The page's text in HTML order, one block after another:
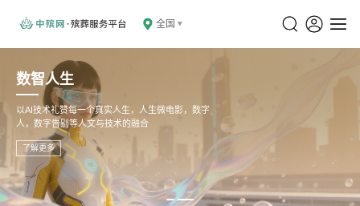
全国
数智人生
以AI技术礼赞每一个真实人生，人生微电影，数字
人，数字告别等人文与技术的融合
了解更多